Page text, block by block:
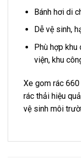
Bánh hơi di
Dễ vệ sinh,
Phù hợp khu
viện, khu
Xe gom rác
rác thải hiệu
vệ sinh môi